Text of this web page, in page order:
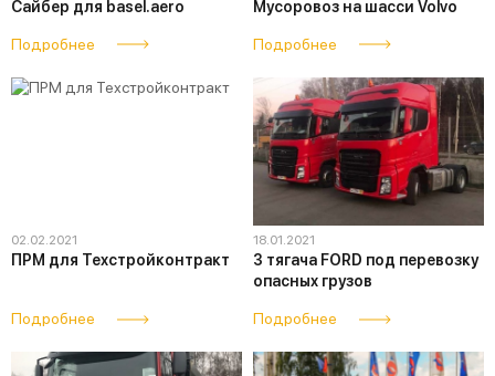
Сайбер для basel.aero
Подробнее
Мусоровоз на шасси Volvo
Подробнее
02.02.2021
ПРМ для Техстройконтракт
Подробнее
18.01.2021
3 тягача FORD под перевозку
опасных грузов
Подробнее